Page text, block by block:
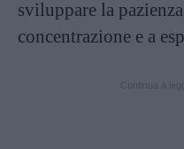
sviluppare la
concentrazione e a